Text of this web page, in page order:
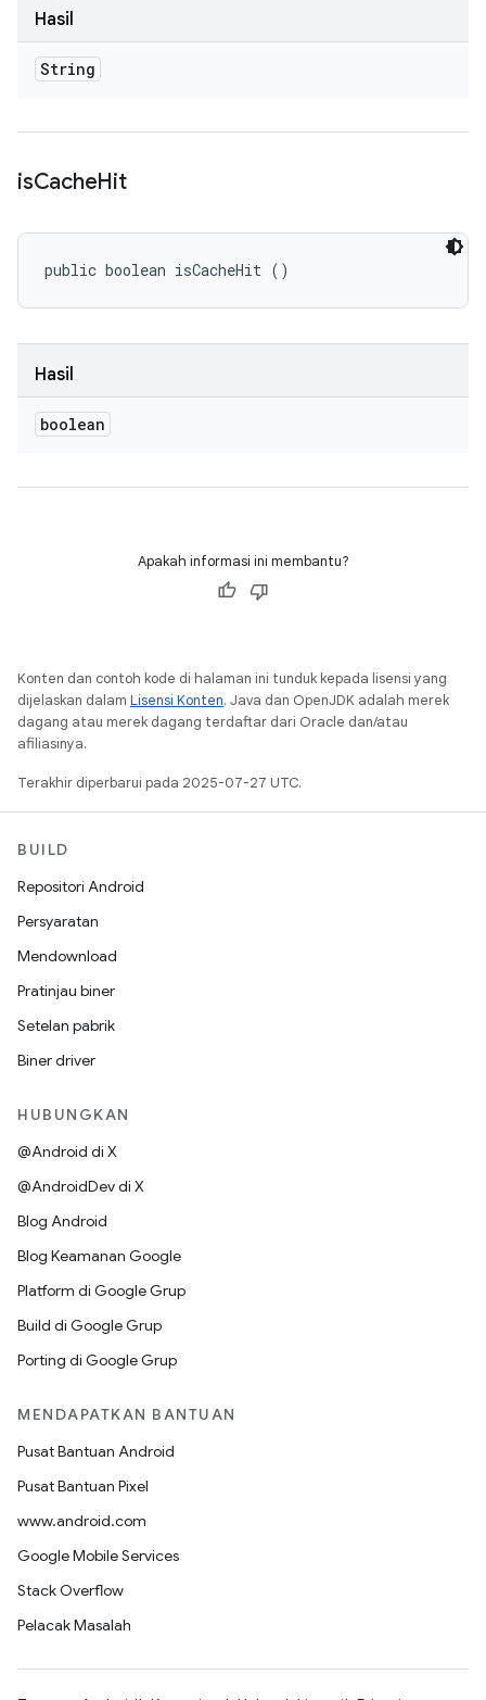
Hasil
String
isCacheHit
public boolean isCacheHit ()
Hasil
boolean
Apakah informasi ini membantu?
Konten dan contoh kode di halaman ini tunduk kepada lisensi yang
dijelaskan dalam Lisensi Konten. Java dan OpenJDK adalah merek
dagang atau merek dagang terdaftar dari Oracle dan/atau
afiliasinya.
Terakhir diperbarui pada 2025-07-27 UTC.
BUILD
Repositori Android
Persyaratan
Mendownload
Pratinjau biner
Setelan pabrik
Biner driver
HUBUNGKAN
@Android di X
@AndroidDev di X
Blog Android
Blog Keamanan Google
Platform di Google Grup
Build di Google Grup
Porting di Google Grup
MENDAPATKAN BANTUAN
Pusat Bantuan Android
Pusat Bantuan Pixel
www.android.com
Google Mobile Services
Stack Overflow
Pelacak Masalah